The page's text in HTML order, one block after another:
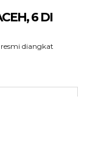
6 DI
diangkat